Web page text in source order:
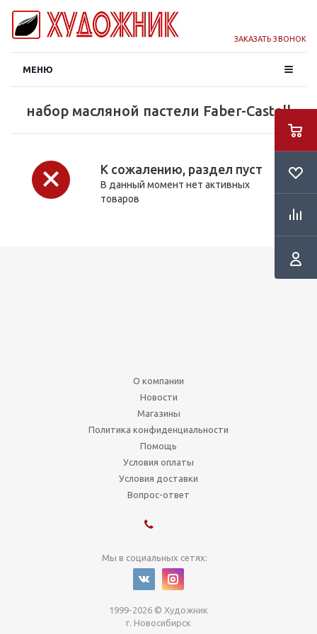
ЗАКАЗАТЬ ЗВОНОК
МЕНЮ
набор масляной пастели Faber-Castell
К сожалению, раздел пуст
В данный момент нет активных
товаров
О компании
Новости
Магазины
Политика конфиденциальности
Помощь
Условия оплаты
Условия доставки
Вопрос-ответ
Мы в социальных сетях:
1999-2026 © Художник
г. Новосибирск